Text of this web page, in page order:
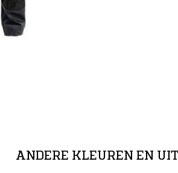
ANDERE KLEUREN EN